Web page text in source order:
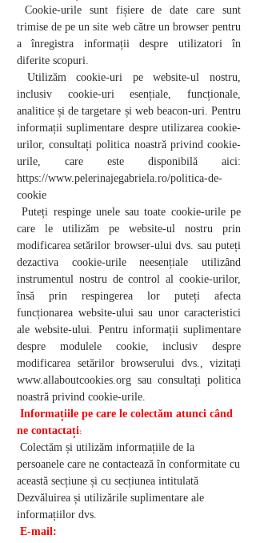
Cookie-urile sunt fișiere de date care sunt
trimise de pe un site web către un browser pentru
a înregistra informații despre utilizatori în
diferite scopuri.
Utilizăm cookie-uri pe website-ul nostru,
inclusiv cookie-uri esențiale, funcționale,
analitice și de targetare și web beacon-uri. Pentru
informații suplimentare despre utilizarea cookie-
urilor, consultați politica noastră privind cookie-
urile, care este disponibilă aici:
https://www.pelerinajegabriela.ro/politica-de-
cookie
Puteți respinge unele sau toate cookie-urile pe
care le utilizăm pe website-ul nostru prin
modificarea setărilor browser-ului dvs. sau puteți
dezactiva cookie-urile neesențiale utilizând
instrumentul nostru de control al cookie-urilor,
însă prin respingerea lor puteți afecta
funcționarea website-ului sau unor caracteristici
ale website-ului. Pentru informații suplimentare
despre modulele cookie, inclusiv despre
modificarea setărilor browserului dvs., vizitați
www.allaboutcookies.org sau consultați politica
noastră privind cookie-urile.
Informațiile pe care le colectăm atunci când
ne contactați:
Colectăm și utilizăm informațiile de la
persoanele care ne contactează în conformitate cu
această secțiune și cu secțiunea intitulată
Dezvăluirea și utilizările suplimentare ale
informațiilor dvs.
E-mail: